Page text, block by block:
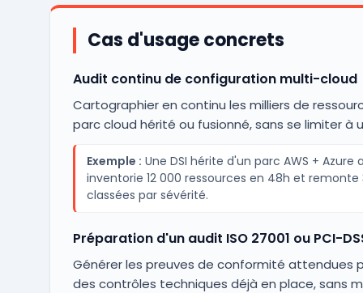
Cas d'usage concrets
Audit continu de configuration multi-cloud
Cartographier en continu les milliers de
parc cloud hérité ou fusionné, sans se limiter à
Exemple : Une DSI hérite d'un parc AWS + Azure
inventorie 12 000 ressources en 48h et remonte
classées par sévérité.
Préparation d'un audit ISO 27001 ou PCI-
Générer les preuves de conformité attendues
des contrôles techniques déjà en place, sans